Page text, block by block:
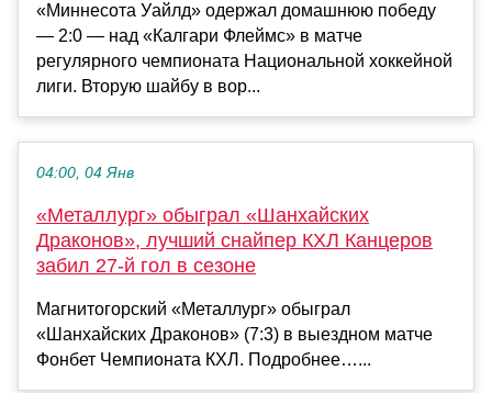
«Миннесота Уайлд» одержал домашнюю победу
— 2:0 — над «Калгари Флеймс» в матче
регулярного чемпионата Национальной хоккейной
лиги. Вторую шайбу в вор...
04:00, 04 Янв
«Металлург» обыграл «Шанхайских
Драконов», лучший снайпер КХЛ Канцеров
забил 27‑й гол в сезоне
Магнитогорский «Металлург» обыграл
«Шанхайских Драконов» (7:3) в выездном матче
Фонбет Чемпионата КХЛ. Подробнее…...